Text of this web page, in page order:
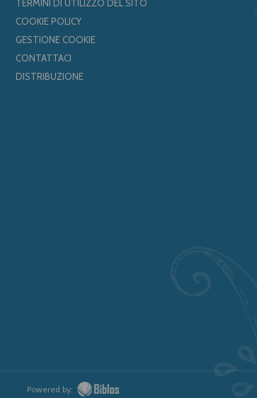
TERMINI DI UTILIZZO DEL SITO
COOKIE POLICY
GESTIONE COOKIE
CONTATTACI
DISTRIBUZIONE
Powered by: